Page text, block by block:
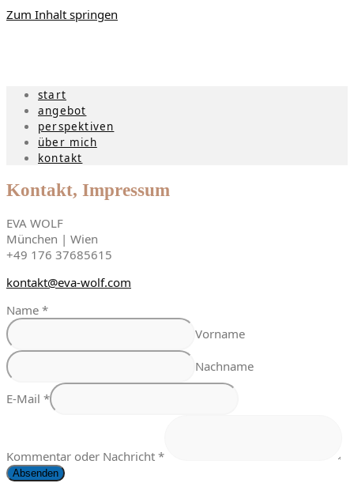
Zum Inhalt springen
start
angebot
perspektiven
über mich
kontakt
Kontakt, Impressum
EVA WOLF
München | Wien
+49 176 37685615
kontakt@eva-wolf.com
Name *
Vorname
Nachname
E-Mail *
Kommentar oder Nachricht *
Absenden